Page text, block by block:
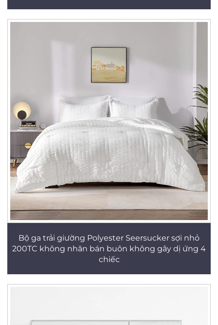
Bộ ga trải giường Polyester Seersucker sợi nhỏ
200TC không nhăn bán buôn không gây dị ứng 4
chiếc